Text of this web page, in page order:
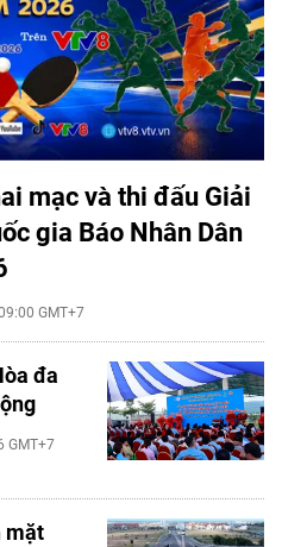
mạc và thi đấu Giải
gia Báo Nhân Dân
GMT+7
đa
GMT+7
mặt